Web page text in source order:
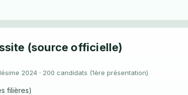
(source officielle)
2024 · 200 candidats (1ère présentation)
filières)